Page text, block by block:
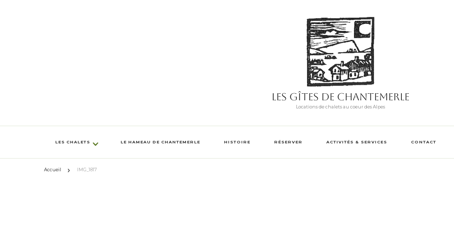
Les Gîtes de Chantemerle
Locations de chalets au coeur des Alpes
LES CHALETS LE HAMEAU DE CHANTEMERLE HISTOIRE RÉSERVER ACTIVITÉS & SERVICES CONTACT
Accueil IMG_1817